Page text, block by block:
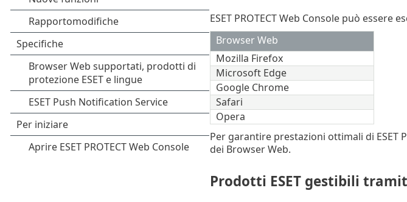
ESET PROTECT Web Console può essere
Browser Web
Mozilla Firefox
Microsoft Edge
Google Chrome
Safari
Opera
Per garantire prestazioni ottimali di ESET
dei Browser Web.
Prodotti ESET gestibili